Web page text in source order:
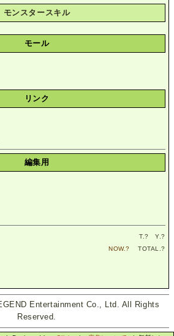
モンスタースキル
モール
リンク
編集用
T.? Y.?
NOW.? TOTAL.?
Entertainment Co., Ltd. All Rights
Reserved.